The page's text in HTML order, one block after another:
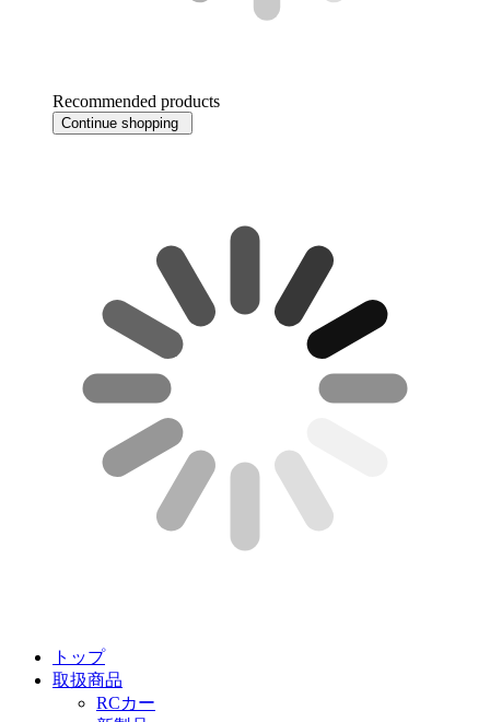
Recommended products
Continue shopping
トップ
取扱商品
RCカー